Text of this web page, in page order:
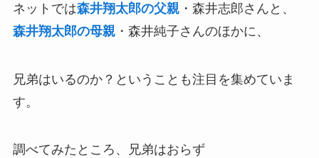
ネットでは森井翔太郎の父親・森井志郎さんと、
森井翔太郎の母親・森井純子さんのほかに、
兄弟はいるのか？ということも注目を集めていま
す。
調べてみたところ、兄弟はおらず